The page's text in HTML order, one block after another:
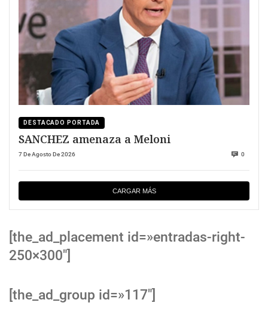
DESTACADO PORTADA
SANCHEZ amenaza a Meloni
7 De Agosto De 2026 0
CARGAR MÁS
[the_ad_placement id=»entradas-right-
250×300″]
[the_ad_group id=»117″]